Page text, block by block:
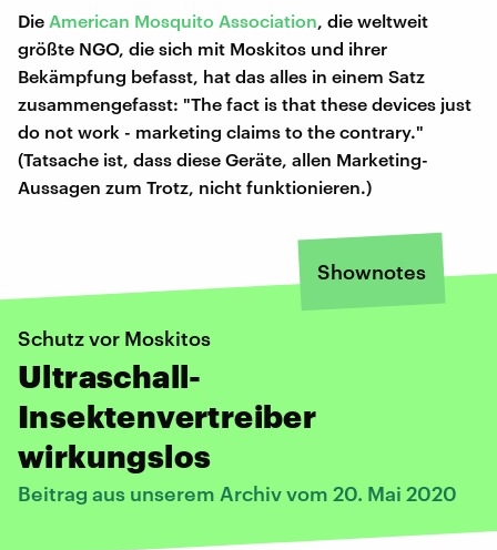
Die American Mosquito Association , die weltweit
größte NGO, die sich mit Moskitos und ihrer
Bekämpfung befasst, hat das alles in einem Satz
zusammengefasst: "The fact is that these devices just
do not work - marketing claims to the contrary."
(Tatsache ist, dass diese Geräte, allen Marketing-
Aussagen zum Trotz, nicht funktionieren.)
Shownotes
Schutz vor Moskitos
Ultraschall-
Insektenvertreiber
wirkungslos
Beitrag aus unserem Archiv vom 20. Mai 2020